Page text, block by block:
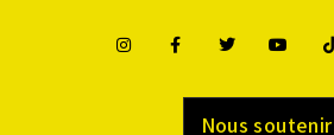
Nous soutenir